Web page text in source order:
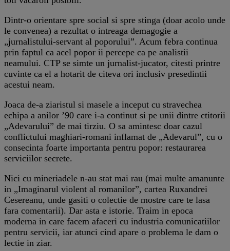
Dintr-o orientare spre social si spre stinga (doar acolo unde
le convenea) a rezultat o intreaga demagogie a
„jurnalistului-servant al poporului”. Acum febra continua
prin faptul ca acel popor ii percepe ca pe analistii
neamului. CTP se simte un jurnalist-jucator, citesti printre
cuvinte ca el a hotarit de citeva ori inclusiv presedintii
acestui neam.
Joaca de-a ziaristul si masele a inceput cu stravechea
echipa a anilor ’90 care i-a continut si pe unii dintre ctitorii
„Adevarului” de mai tirziu. O sa amintesc doar cazul
conflictului maghiari-romani inflamat de „Adevarul”, cu o
consecinta foarte importanta pentru popor: restaurarea
serviciilor secrete.
Nici cu mineriadele n-au stat mai rau (mai multe amanunte
in „Imaginarul violent al romanilor”, cartea Ruxandrei
Cesereanu, unde gasiti o colectie de mostre care te lasa
fara comentarii). Dar asta e istorie. Traim in epoca
moderna in care facem afaceri cu industria comunicatiilor
pentru servicii, iar atunci cind apare o problema le dam o
lectie in ziar.